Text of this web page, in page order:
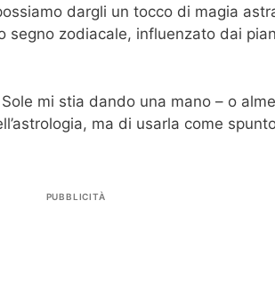
dargli un tocco di magia
zodiacale, influenzato dai
mi stia dando una mano – o
ma di usarla come
PUBBLICITÀ